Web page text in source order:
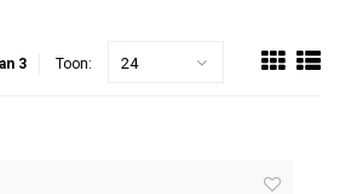
3 Toon: 24